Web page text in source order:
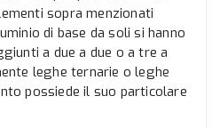
sopra menzionati
di base da soli si hanno
a due a due o a tre a
leghe ternarie o leghe
possiede il suo particolare